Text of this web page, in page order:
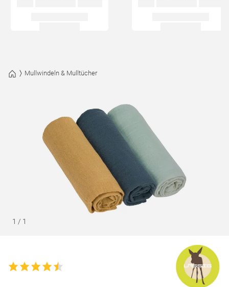
Mullwindeln & Mulltücher
1 / 1